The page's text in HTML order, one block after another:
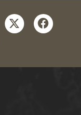
twitter